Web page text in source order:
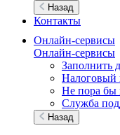
Назад
Контакты
Онлайн-сервисы
Онлайн-сервисы
Заполнить
Налоговый
Не пора бы
Служба
Назад